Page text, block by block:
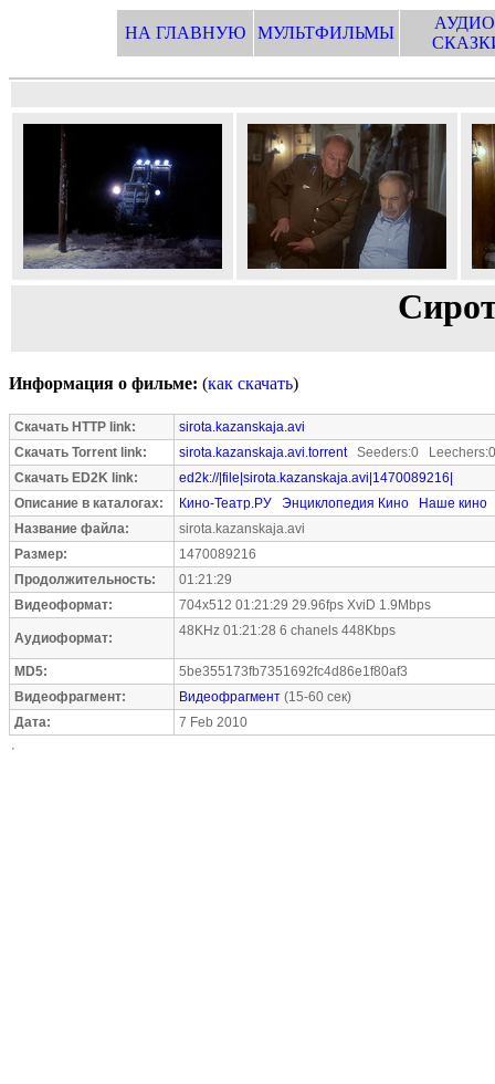
НА ГЛАВНУЮ МУЛЬТФИЛЬМЫ
Информация о фильме: (как скачать)
Скачать HTTP link:
sirota.kazanskaja.avi
Скачать Torrent link:
sirota.kazanskaja.avi.torrentSeeders:0 Leechers:0
Скачать ED2K link:
ed2k://|file|sirota.kazanskaja.avi|1470089216|
Описание в каталогах:
Кино-Театр.РУ Энциклопедия Кино
Наше кино
Название файла:
sirota.kazanskaja.avi
Размер:
1470089216
Продолжительность:
01:21:29
Видеоформат:
704x512 01:21:29 29.96fps XviD 1.9Mbps
Аудиоформат: 48KHz 01:21:28 6 chanels 448Kbps
MD5:
5be355173fb7351692fc4d86e1f80af3
Видеофрагмент:
Видеофрагмент (15-60 сек)
Дата:
7 Feb 2010